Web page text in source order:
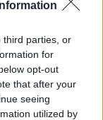
third parties, or
for
opt-out
that after your
seeing
utilized by
Dunojus
karo laikų